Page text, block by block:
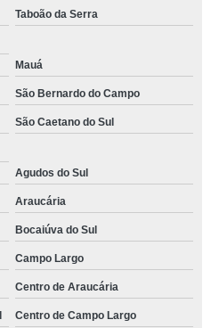
Taboão da Serra
Mauá
São Bernardo do Campo
São Caetano do Sul
Agudos do Sul
Araucária
Bocaiúva do Sul
Campo Largo
Centro de Araucária
Centro de Campo Largo